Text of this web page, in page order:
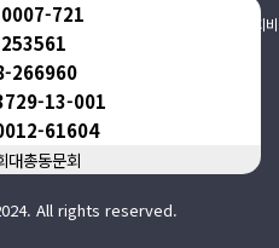
동문회비
721
266960
13-001
61604
대총동문회
All rights reserved.